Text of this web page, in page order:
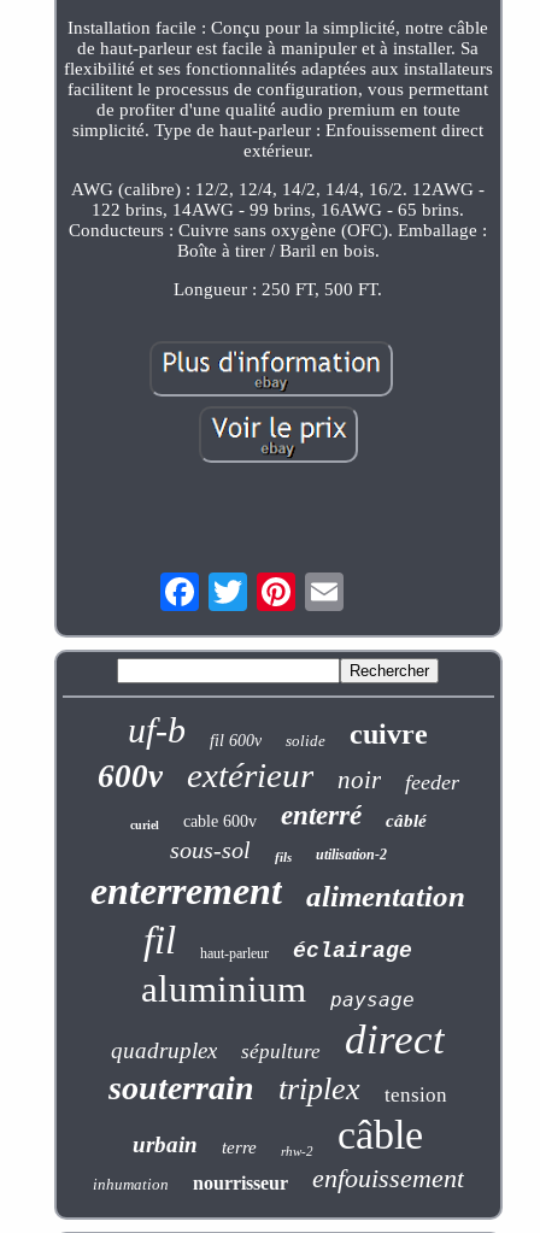
Installation facile : Conçu pour la simplicité, notre câble
de haut-parleur est facile à manipuler et à installer. Sa
flexibilité et ses fonctionnalités adaptées aux installateurs
facilitent le processus de configuration, vous permettant
de profiter d'une qualité audio premium en toute
simplicité. Type de haut-parleur : Enfouissement direct
extérieur.
AWG (calibre) : 12/2, 12/4, 14/2, 14/4, 16/2. 12AWG -
122 brins, 14AWG - 99 brins, 16AWG - 65 brins.
Conducteurs : Cuivre sans oxygène (OFC). Emballage :
Boîte à tirer / Baril en bois.
Longueur : 250 FT, 500 FT.
uf-b fil 600v solide cuivre
600v extérieur noir feeder
curiel cable 600v enterré câblé
sous-sol fils utilisation-2
enterrement alimentation
fil haut-parleur éclairage
aluminium paysage
quadruplex sépulture direct
souterrain triplex tension
urbain terre rhw-2 câble
inhumation nourrisseur enfouissement